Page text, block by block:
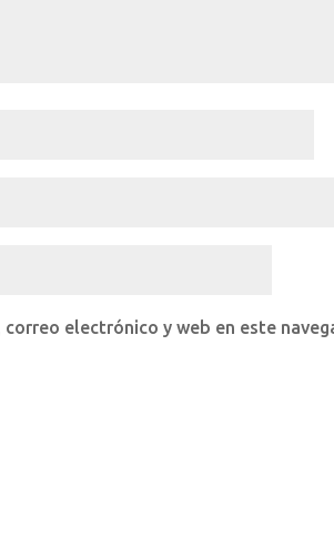
correo electrónico y web en este